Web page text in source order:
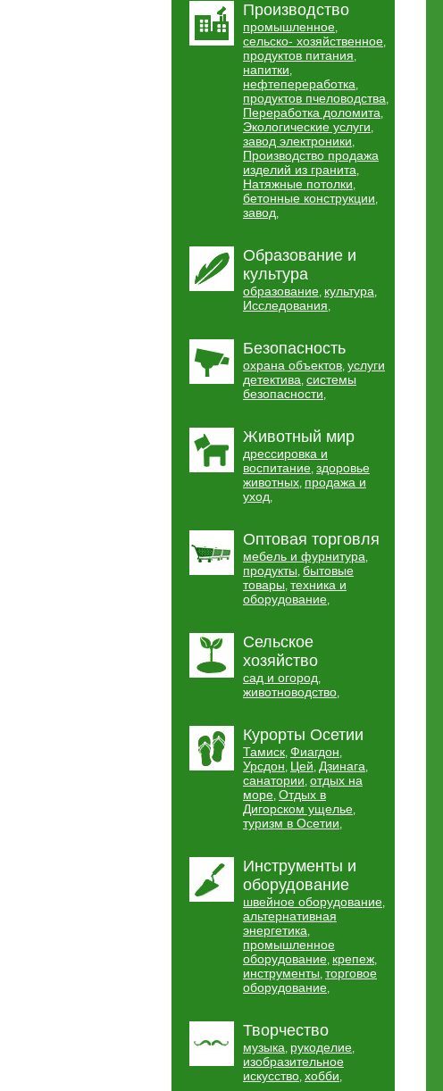
Производство
промышленное,
сельско- хозяйственное,
продуктов питания,
напитки,
нефтепереработка,
продуктов пчеловодства,
Переработка доломита,
Экологические услуги,
завод электроники,
Производство продажа
изделий из гранита,
Натяжные потолки,
бетонные конструкции,
завод,
Образование и
культура
образование, культура,
Исследования,
Безопасность
охрана объектов, услуги
детектива, системы
безопасности,
Животный мир
дрессировка и
воспитание, здоровье
животных, продажа и
уход,
Оптовая торговля
мебель и фурнитура,
продукты, бытовые
товары, техника и
оборудование,
Сельское
хозяйство
сад и огород,
животноводство,
Курорты Осетии
Тамиск, Фиагдон,
Урсдон, Цей, Дзинага,
санатории, отдых на
море, Отдых в
Дигорском ущелье,
туризм в Осетии,
Инструменты и
оборудование
швейное оборудование,
альтернативная
энергетика,
промышленное
оборудование, крепеж,
инструменты, торговое
оборудование,
Творчество
музыка, рукоделие,
изобразительное
искусство, хобби,